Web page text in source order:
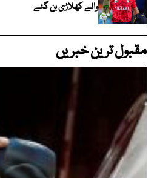
والے کھلاڑی بن گئے
مقبول ترین خبریں